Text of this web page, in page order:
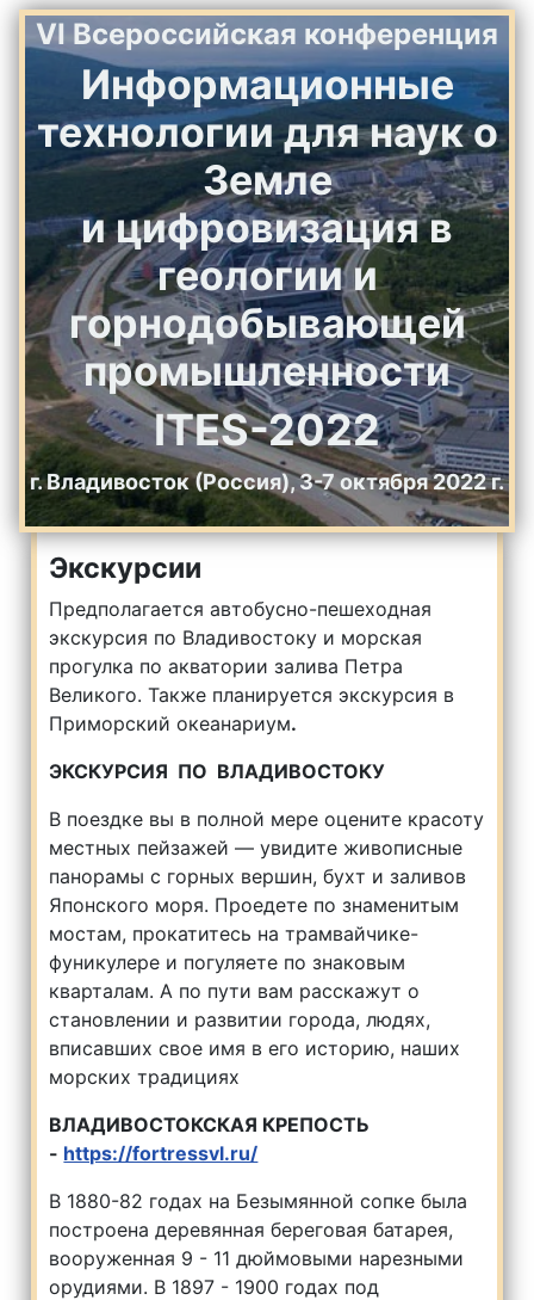
VI Всероссийская конференция
Информационные
технологии для наук о
Земле
и цифровизация в
геологии и
горнодобывающей
промышленности
ITES-2022
г. Владивосток (Россия), 3-7 октября 2022 г.
Экскурсии
Предполагается автобусно-пешеходная
экскурсия по Владивостоку и морская
прогулка по акватории залива Петра
Великого. Также планируется экскурсия в
Приморский океанариум.
ЭКСКУРСИЯ ПО ВЛАДИВОСТОКУ
В поездке вы в полной мере оцените красоту
местных пейзажей — увидите живописные
панорамы с горных вершин, бухт и заливов
Японского моря. Проедете по знаменитым
мостам, прокатитесь на трамвайчике-
фуникулере и погуляете по знаковым
кварталам. А по пути вам расскажут о
становлении и развитии города, людях,
вписавших свое имя в его историю, наших
морских традициях
ВЛАДИВОСТОКСКАЯ КРЕПОСТЬ
- https://fortressvl.ru/
В 1880-82 годах на Безымянной сопке была
построена деревянная береговая батарея,
вооруженная 9 - 11 дюймовыми нарезными
орудиями. В 1897 - 1900 годах под